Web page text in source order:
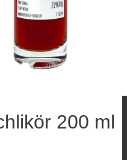
200 ml